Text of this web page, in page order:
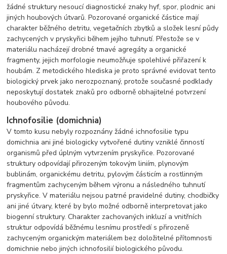
žádné struktury nesoucí diagnostické znaky hyf, spor, plodnic ani
jiných houbových útvarů. Pozorované organické částice mají
charakter běžného detritu, vegetačních zbytků a složek lesní půdy
zachycených v pryskyřici během jejího tuhnutí. Přestože se v
materiálu nacházejí drobné tmavé agregáty a organické
fragmenty, jejich morfologie neumožňuje spolehlivé přiřazení k
houbám. Z metodického hlediska je proto správné evidovat tento
biologický prvek jako nerozpoznaný, protože současné podklady
neposkytují dostatek znaků pro odborně obhajitelné potvrzení
houbového původu.
Ichnofosilie (domichnia)
V tomto kusu nebyly rozpoznány žádné ichnofosilie typu
domichnia ani jiné biologicky vytvořené dutiny vzniklé činností
organismů před úplným vytvrzením pryskyřice. Pozorované
struktury odpovídají přirozeným tokovým liniím, plynovým
bublinám, organickému detritu, pylovým částicím a rostlinným
fragmentům zachyceným během výronu a následného tuhnutí
pryskyřice. V materiálu nejsou patrné pravidelné dutiny, chodbičky
ani jiné útvary, které by bylo možné odborně interpretovat jako
biogenní struktury. Charakter zachovaných inkluzí a vnitřních
struktur odpovídá běžnému lesnímu prostředí s přirozeně
zachyceným organickým materiálem bez doložitelné přítomnosti
domichnie nebo jiných ichnofosilií biologického původu.